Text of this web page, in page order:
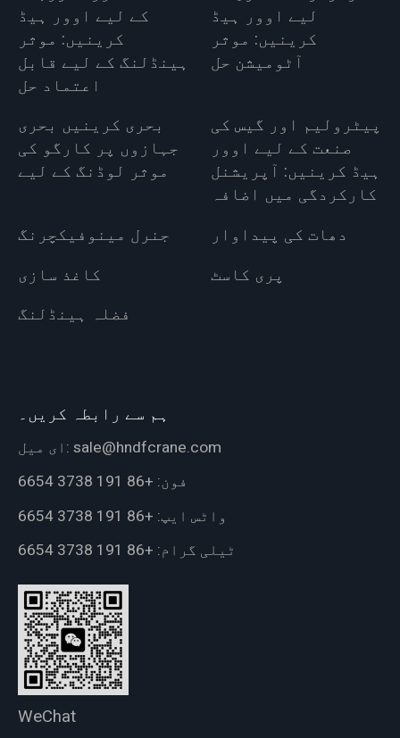
کے لیے اوور ہیڈ
کرینیں: موثر
ہینڈلنگ کے لیے قابل
اعتماد حل
لیے اوور ہیڈ
کرینیں: موثر
آٹومیشن حل
بحری کرینیں بحری
جہازوں پر کارگو کی
موثر لوڈنگ کے لیے
پیٹرولیم اور گیس کی
صنعت کے لیے اوور
ہیڈ کرینیں: آپریشنل
کارکردگی میں اضافہ
جنرل مینوفیکچرنگ
دھات کی پیداوار
کاغذ سازی
پری کاسٹ
فضلہ ہینڈلنگ
ہم سے رابطہ کریں۔
ای میل: sale@hndfcrane.com
فون: +86 191 3738 6654
واٹس ایپ: +86 191 3738 6654
ٹیلی گرام: +86 191 3738 6654
WeChat